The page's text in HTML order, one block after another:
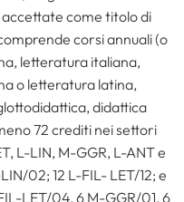
come titolo di
corsi annuali (o
letteratura italiana,
o letteratura latina,
didattica
72 crediti nei settori
L-LIN, M-GGR, L-ANT e
02; 12 L-FIL- LET/12; e
LET/04, 6 M-GGR/01, 6